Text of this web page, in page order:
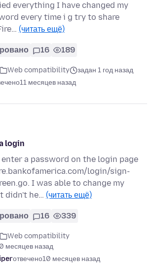
everything I have changed my
every time i g try to share
(читать ещё)
16 189
Web compatibility
задан 1 год назад
11 месяцев назад
login
a password on the login page
login/sign-
I was able to change my
didn't he… (читать ещё)
16 339
Web compatibility
месяцев назад
отвечено10 месяцев назад